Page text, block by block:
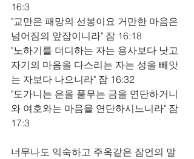
16:3
"교만은 패망의 선봉이요 거만한 마음은
넘어짐의 앞잡이니라" 잠 16:18
"노하기를 더디하는 자는 용사보다 낫고
자기의 마음을 다스리는 자는 성을 빼앗
는 자보다 나으니라" 잠 16:32
"도가니는 은을 풀무는 금을 연단하거니
와 여호와는 마음을 연단하시느니라" 잠
17:3
너무나도 익숙하고 주옥같은 잠언의 말